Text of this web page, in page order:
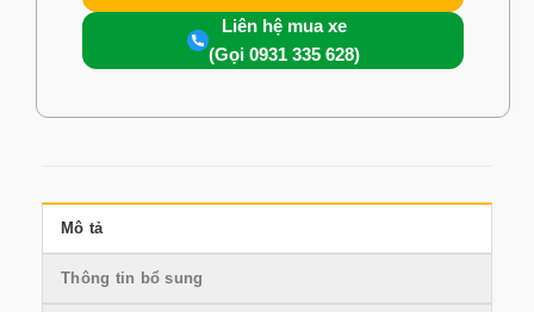
Liên hệ mua xe
(Gọi 0931 335 628)
Mô tả
Thông tin bổ sung